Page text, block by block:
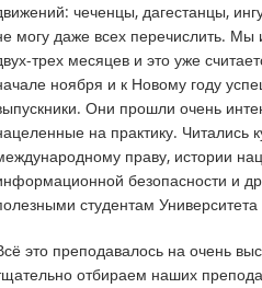
чеченцы, дагестанцы,
могу даже всех перечислить.
трех месяцев и это уже
ноября и к Новому году
Они прошли очень
на практику. Читались
праву, истории
безопасности и
студентам
это преподавалось на очень
отбираем наших